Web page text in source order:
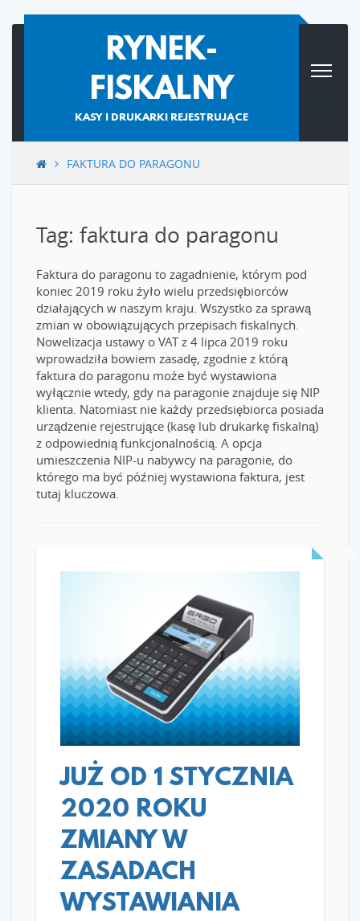
RYNEK-
FISKALNY
KASY I DRUKARKI REJESTRUJĄCE
FAKTURA DO PARAGONU
Tag: faktura do paragonu
Faktura do paragonu to zagadnienie, którym pod
koniec 2019 roku żyło wielu przedsiębiorców
działających w naszym kraju. Wszystko za sprawą
zmian w obowiązujących przepisach fiskalnych.
Nowelizacja ustawy o VAT z 4 lipca 2019 roku
wprowadziła bowiem zasadę, zgodnie z którą
faktura do paragonu może być wystawiona
wyłącznie wtedy, gdy na paragonie znajduje się NIP
klienta. Natomiast nie każdy przedsiębiorca posiada
urządzenie rejestrujące (kasę lub drukarkę fiskalną)
z odpowiednią funkcjonalnością. A opcja
umieszczenia NIP-u nabywcy na paragonie, do
którego ma być później wystawiona faktura, jest
tutaj kluczowa.
READ MORE
JUŻ OD 1 STYCZNIA
2020 ROKU
ZMIANY W
ZASADACH
WYSTAWIANIA